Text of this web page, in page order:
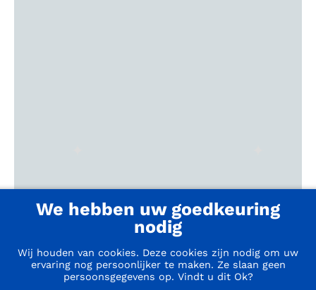
We hebben uw goedkeuring
nodig
Wij houden van cookies. Deze cookies zijn nodig om uw
ervaring nog persoonlijker te maken. Ze slaan geen
persoonsgegevens op. Vindt u dit Ok?